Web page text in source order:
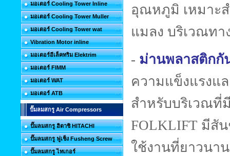
มอเตอร์ Cooling Tower Inline
มอเตอร์ Cooling Tower Muller
มอเตอร์ Cooling Tower wat
Vibration Motor inline
มอเตอร์อีเล็คทริม Elektrim
มอเตอร์ FIMM
มอเตอร์ WAT
มอเตอร์ ATB
ปั๊มลมสกรู Air Compressors
ปั๊มลมสกรู ฮิตาชิ HITACHI
ปั๊มลมสกรู ฟูเช็ง Fusheng Screw
ปั๊มลมสกรู ไทเกอร์
อุณหภูมิ เหมาะ
แมลง บริเวณทา
- ม่านพลาสติกกั
ความแข็งแรงแ
สำหรับบริเวณที่
FOLKLIFT มีสั
ใช้งานที่ยาวนา